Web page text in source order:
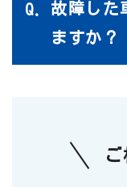
故障した
ますか？